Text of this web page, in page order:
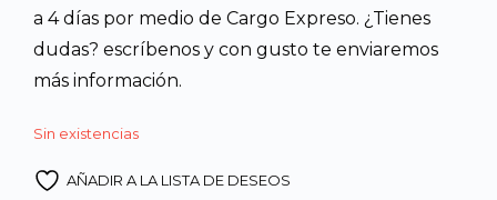
a 4 días por medio de Cargo Expreso. ¿Tienes
dudas? escríbenos y con gusto te enviaremos
más información.
Sin existencias
AÑADIR A LA LISTA DE DESEOS